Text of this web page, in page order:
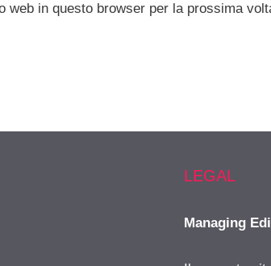
web in questo browser per la prossima
LEGAL
Managing